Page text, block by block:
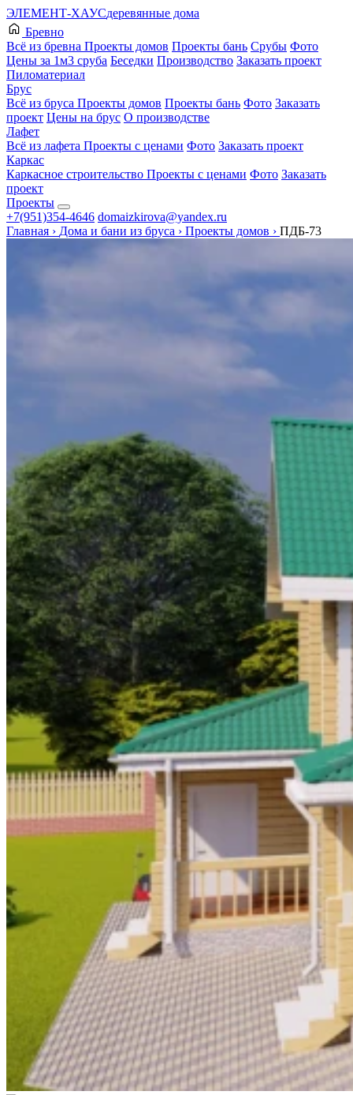
ЭЛЕМЕНТ-ХАУСдеревянные дома
Бревно
Всё из бревна Проекты домов Проекты бань Срубы Фото
Цены за 1м3 сруба Беседки Производство Заказать проект
Пиломатериал
Брус
Всё из бруса Проекты домов Проекты бань Фото Заказать
проект Цены на брус О производстве
Лафет
Всё из лафета Проекты с ценами Фото Заказать проект
Каркас
Каркасное строительство Проекты с ценами Фото Заказать
проект
Проекты
+7(951)354-4646 domaizkirova@yandex.ru
Главная › Дома и бани из бруса › Проекты домов › ПДБ-73